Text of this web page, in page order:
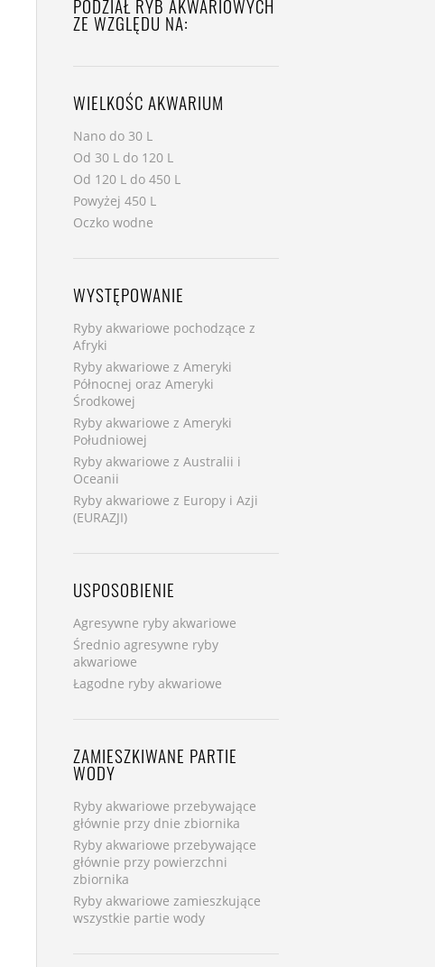
PODZIAŁ RYB AKWARIOWYCH
ZE WZGLĘDU NA:
WIELKOŚC AKWARIUM
Nano do 30 L
Od 30 L do 120 L
Od 120 L do 450 L
Powyżej 450 L
Oczko wodne
WYSTĘPOWANIE
Ryby akwariowe pochodzące z
Afryki
Ryby akwariowe z Ameryki
Północnej oraz Ameryki
Środkowej
Ryby akwariowe z Ameryki
Południowej
Ryby akwariowe z Australii i
Oceanii
Ryby akwariowe z Europy i Azji
(EURAZJI)
USPOSOBIENIE
Agresywne ryby akwariowe
Średnio agresywne ryby
akwariowe
Łagodne ryby akwariowe
ZAMIESZKIWANE PARTIE
WODY
Ryby akwariowe przebywające
głównie przy dnie zbiornika
Ryby akwariowe przebywające
głównie przy powierzchni
zbiornika
Ryby akwariowe zamieszkujące
wszystkie partie wody